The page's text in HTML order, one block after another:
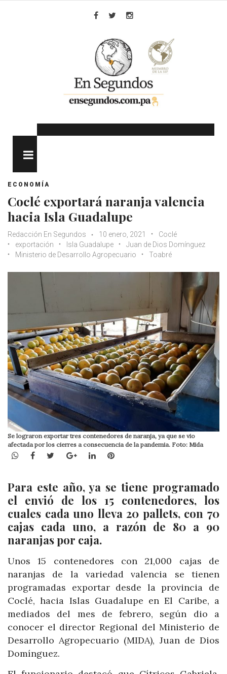
ECONOMÍA
Coclé exportará naranja valencia
hacia Isla Guadalupe
Redacción En Segundos 10 enero, 2021
Coclé
exportación
Isla Guadalupe
Juan de Dios Domínguez
Ministerio de Desarrollo Agropecuario
Toabré
Se lograron exportar tres contenedores de naranja, ya que se vio
afectada por los cierres a consecuencia de la pandemia. Foto: Mida
WhatsApp
Facebook
TwitterGoogle+LinkedInPinterest
Para este año, ya se tiene programado
el envió de los 15 contenedores, los
cuales cada uno lleva 20 pallets, con 70
cajas cada uno, a razón de 80 a 90
naranjas por caja.
Unos 15 contenedores con 21,000 cajas de
naranjas de la variedad valencia se tienen
programadas exportar desde la provincia de
Coclé, hacia Islas Guadalupe en El Caribe, a
mediados del mes de febrero, según dio a
conocer el director Regional del Ministerio de
Desarrollo Agropecuario (MIDA), Juan de Dios
Domínguez.